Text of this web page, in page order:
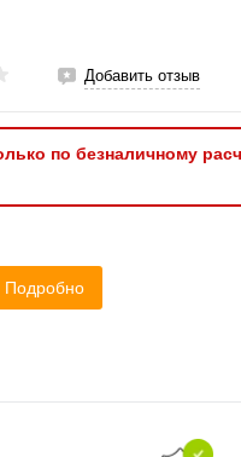
Добавить отзыв
по безналичному
Подробно